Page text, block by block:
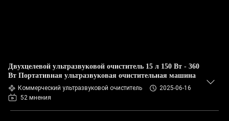
Двухцелевой ультразвуковой очиститель 15 л 150 Вт - 360
Вт Портативная ультразвуковая очистительная машина
Коммерческий ультразвуковой очиститель
2025-06-16
52 мнения